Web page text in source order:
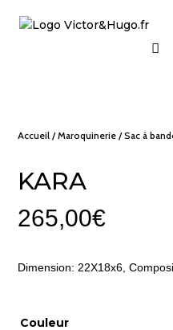
Accueil /Maroquinerie /Sac à
KARA
265,00€
Dimension: 22X18x6,
Couleur